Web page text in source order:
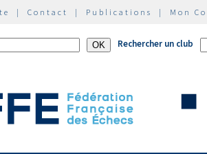
| Contact | Publications | Mon
Rechercher un club